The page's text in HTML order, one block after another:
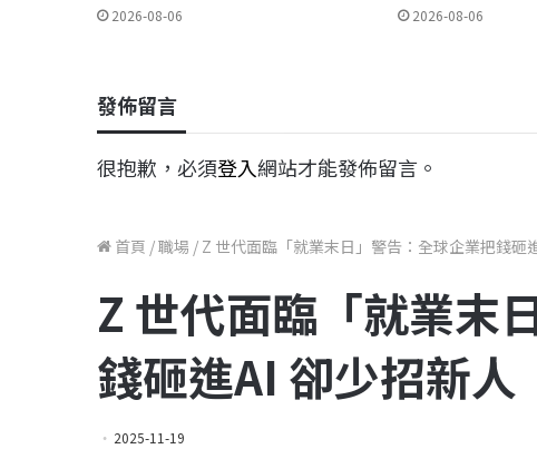
2026-08-06 2026-08-06
發佈留言
很抱歉，必須登入網站才能發佈留言。